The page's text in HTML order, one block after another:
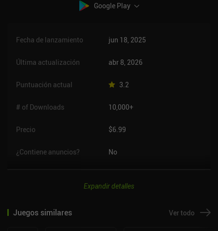
Google Play
Fecha de lanzamiento jun 18, 2025
Última actualización abr 8, 2026
Puntuación actual 3.2
# of Downloads 10,000+
Precio $6.99
¿Contiene anuncios? No
Expandir detalles
Juegos similares Ver todo